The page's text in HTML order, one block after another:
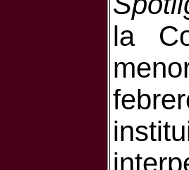
la